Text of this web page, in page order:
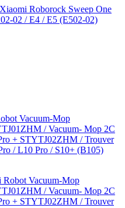
Roborock Sweep One
02 / E4 / E5 (E502-02)
Vacuum-Mop
/ Vacuum- Mop 2C
+ STYTJ02ZHM / Trouver
/ L10 Pro / S10+ (B105)